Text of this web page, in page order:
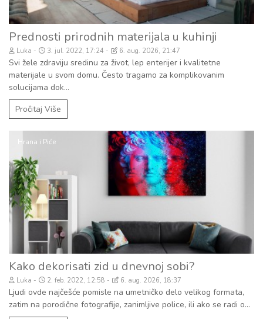
Prednosti prirodnih materijala u kuhinji
Luka 3. jul. 2022, 17:24 6. aug. 2026, 21:47
Svi žele zdraviju sredinu za život, lep enterijer i kvalitetne
materijale u svom domu. Često tragamo za komplikovanim
solucijama dok...
Pročitaj Više
Hrana i Piće
Kako dekorisati zid u dnevnoj sobi?
Luka 2. feb. 2022, 12:58 6. aug. 2026, 18:37
Ljudi ovde najčešće pomisle na umetničko delo velikog formata,
zatim na porodične fotografije, zanimljive police, ili ako se radi o...